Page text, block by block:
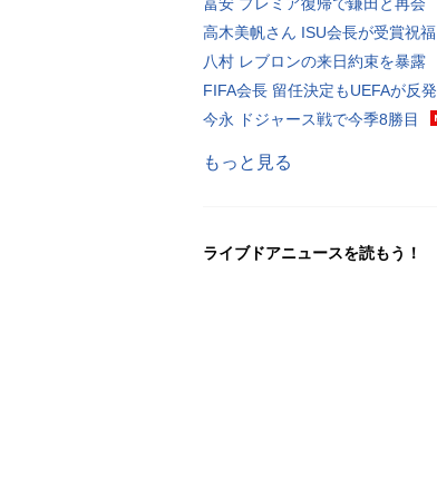
高木美帆さん ISU会長が受賞祝福
八村 レブロンの来日約束を暴露
FIFA会長 留任決定もUEFAが反発
今永 ドジャース戦で今季8勝目
もっと見る
ライブドアニュースを読もう！